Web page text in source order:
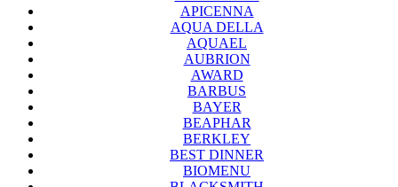
APICENNA
AQUA DELLA
AQUAEL
AUBRION
AWARD
BARBUS
BAYER
BEAPHAR
BERKLEY
BEST DINNER
BIOMENU